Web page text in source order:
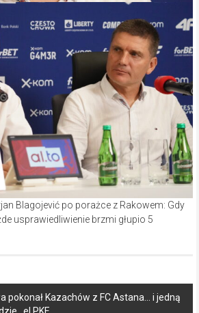
pokonał Kazachów z FC Astana… i jedną